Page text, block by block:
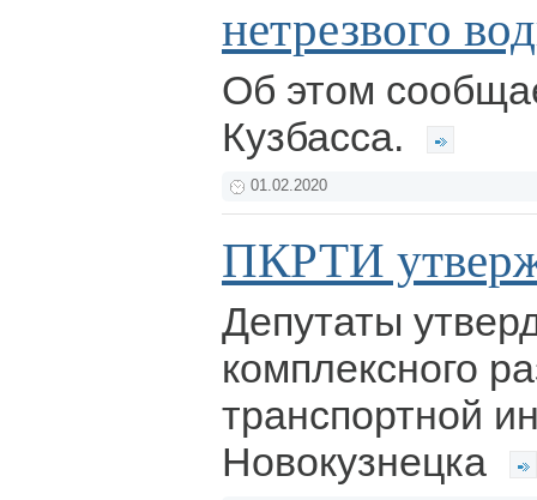
нетрезвого
Об этом
Кузбасса.
01.02.2020
ПКРТИ
Депутаты
комплексного
транспортной
Новокузнецка